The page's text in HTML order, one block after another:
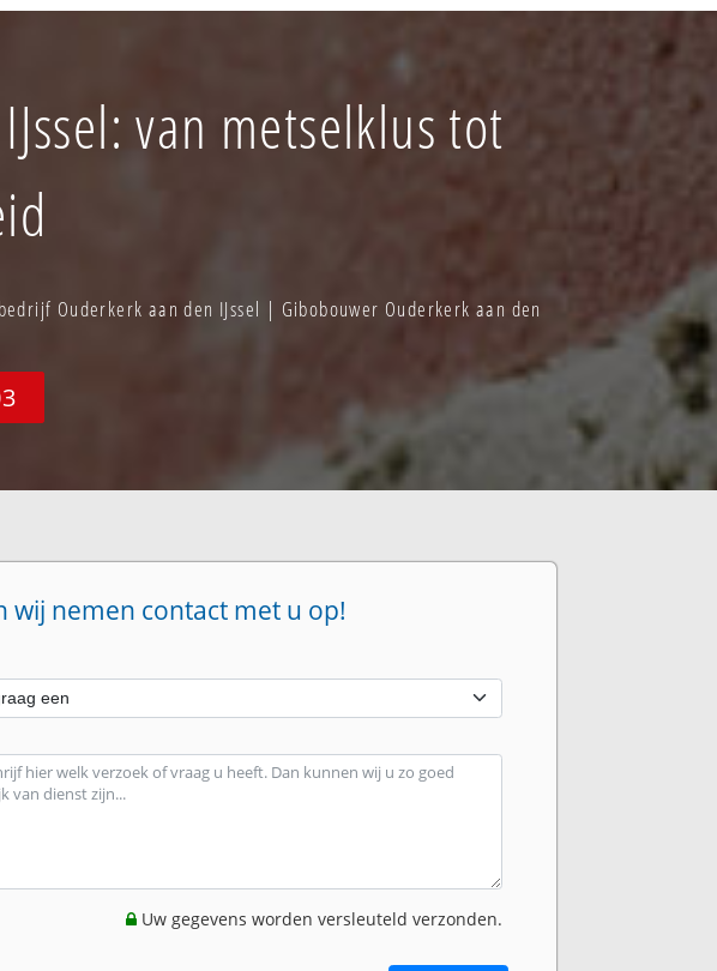
van metselklus tot
Ouderkerk aan den IJssel | Gibobouwer Ouderkerk aan den
wij nemen contact met u op!
Uw gegevens worden versleuteld verzonden.